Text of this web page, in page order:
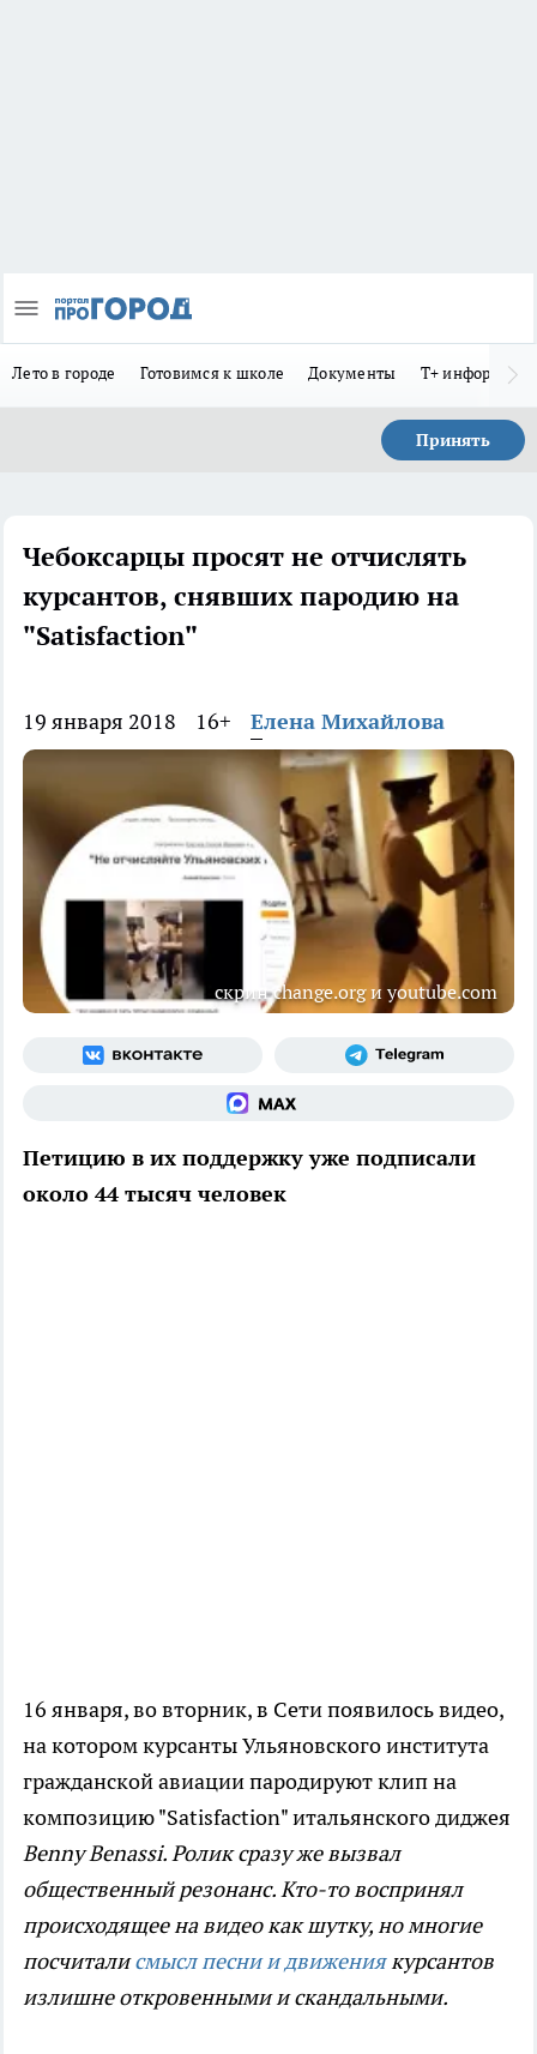
Лето в городе Готовимся к школе Документы Т+
Принять
Чебоксарцы просят не отчислять
курсантов, снявших пародию на
"Satisfaction"
19 января 2018 16+ Елена Михайлова
скрин change.org и youtube.com
Петицию в их поддержку уже подписали
около 44 тысяч человек
16 января, во вторник, в Сети появилось видео,
на котором курсанты Ульяновского института
гражданской авиации пародируют клип на
композицию "Satisfaction" итальянского диджея
Benny Benassi. Ролик сразу же вызвал
общественный резонанс. Кто-то воспринял
происходящее на видео как шутку, но многие
посчиталисмысл песни и движениякурсантов
излишне откровенными и скандальными.